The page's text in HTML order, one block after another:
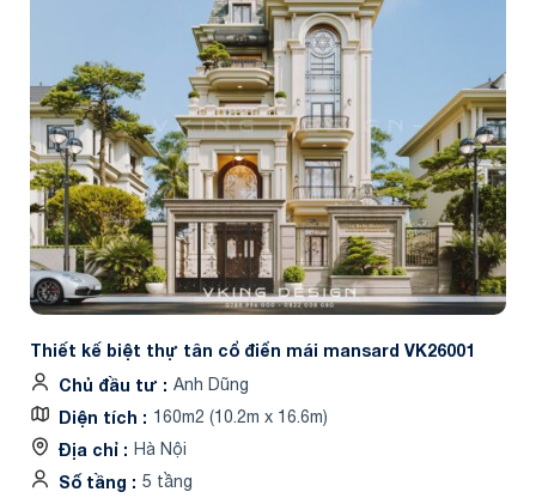
Thiết kế biệt thự tân cổ điển mái mansard VK26001
Chủ đầu tư
Anh Dũng
Diện tích 160m2 (10.2m x 16.6m)
Địa chỉ Hà Nội
Số tầng 5 tầng